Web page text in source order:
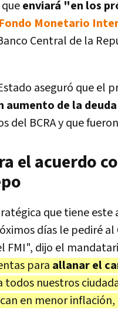
enviará "en los
Fondo Monetario
Central de la
aseguró que el
aumento de la
del BCRA y que
el acuerdo
que tiene este
días le pediré
FMI", dijo el
para allanar el
todos nuestros
en menor